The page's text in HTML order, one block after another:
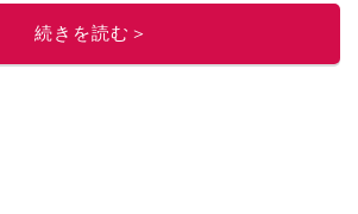
として出演実績あり。
続きを読む＞